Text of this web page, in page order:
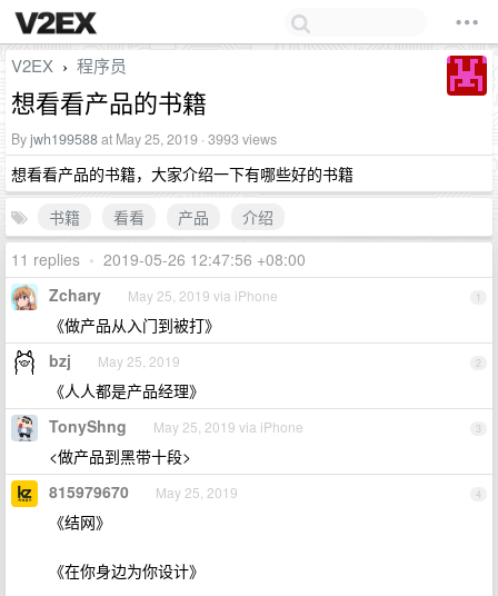
V2EX › 程序员
想看看产品的书籍
Byjwh199588at May 25, 2019 · 3993 views
想看看产品的书籍，大家介绍一下有哪些好的书籍
书籍
看看 产品
介绍
11 replies • 2019-05-26 12:47:56 +08:00
1
Zchary May 25, 2019 via iPhone
《做产品从入门到被打》
2
bzj May 25, 2019
《人人都是产品经理》
3
TonyShng May 25, 2019 via iPhone
<做产品到黑带十段>
4
815979670 May 25, 2019
《结网》
《在你身边为你设计》